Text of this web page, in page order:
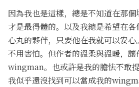
因為我也是這樣，總是不知道在那
才是最得體的。以及我總是希望在
心丸的夥伴，只要他在我就可以安
不用害怕。但作者的溫柔與溫暖，讓
wingman。也或許是我的膽怯不敢提
我似乎還沒找到可以當成我的